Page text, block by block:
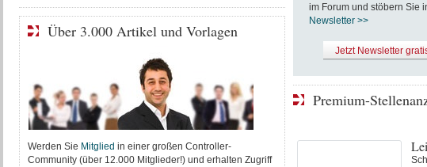
im Forum und stöbern Sie
Newsletter >>
Jetzt Newsletter
Premium-
Über 3.000 Artikel und Vorlagen
Werden Sie Mitglied in einer großen Controller-
Community (über 12.000 Mitglieder!) und erhalten Zugriff